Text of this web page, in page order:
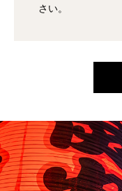
さい。